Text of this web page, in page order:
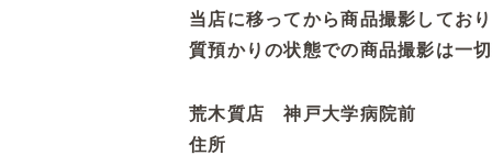
当店に移ってから商品撮影しており
質預かりの状態での商品撮影は一切
荒木質店 神戸大学病院前
住所